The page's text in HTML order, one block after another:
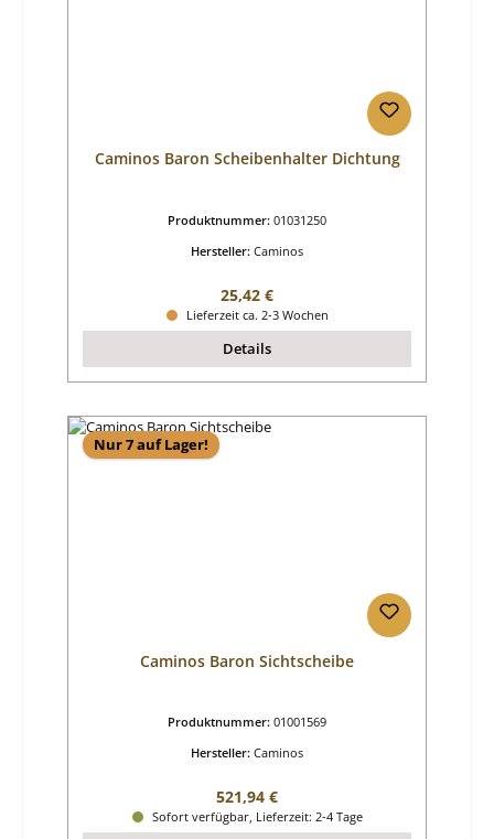
Caminos Baron Scheibenhalter Dichtung
Produktnummer: 01031250
Hersteller: Caminos
Regulärer Preis:
25,42 €
Lieferzeit ca. 2-3 Wochen
Details
Nur 7 auf Lager!
Caminos Baron Sichtscheibe
Produktnummer: 01001569
Hersteller: Caminos
Regulärer Preis:
521,94 €
Sofort verfügbar, Lieferzeit: 2-4 Tage